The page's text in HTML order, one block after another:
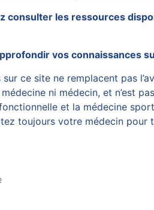
consulter les ressources
vos connaissances
ce site ne remplacent pas
ni médecin, et n’est
et la médecine
toujours votre médecin